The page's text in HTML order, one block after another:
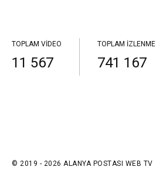
TOPLAM VIDEO
11 567
TOPLAM İZLENME
741 167
© 2019 - 2026 ALANYA POSTASI WEB TV